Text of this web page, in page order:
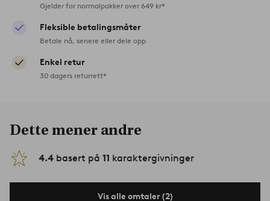
Gjelder for normalpakker over 649 kr*
Fleksible betalingsmåter
Betale nå, senere eller dele opp
Enkel retur
30 dagers returrett*
Dette mener andre
4.4 basert på 11 karaktergivninger
Vis alle omtaler (2)